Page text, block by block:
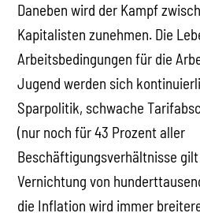
Daneben wird der Kampf
Kapitalisten zunehmen. Die
Arbeitsbedingungen für die
Jugend werden sich
Sparpolitik, schwache
(nur noch für 43 Prozent aller
Beschäftigungsverhältnisse
Vernichtung von
die Inflation wird immer